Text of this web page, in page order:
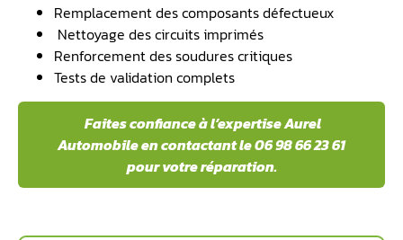
Remplacement des composants défectueux
️ Nettoyage des circuits imprimés
Renforcement des soudures critiques
Tests de validation complets
️Faites confiance à l’expertise Aurel
Automobile en contactant le 06 98 66 23 61
pour votre réparation.